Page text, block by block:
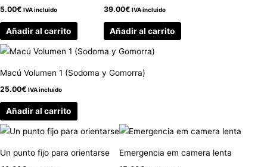
5.00€ IVA incluido
Añadir al carrito
39.00€ IVA incluido
Añadir al carrito
Macú Volumen 1 (Sodoma y Gomorra)
25.00€ IVA incluido
Añadir al carrito
Un punto fijo para orientarse Emergencia em camera lenta